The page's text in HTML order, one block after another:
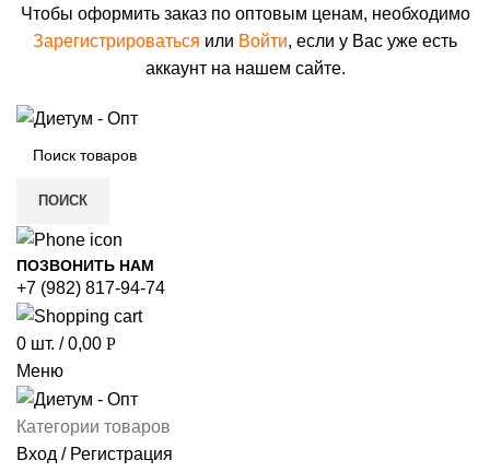
Чтобы оформить заказ по оптовым ценам, необходимо
Зарегистрироваться или Войти, если у Вас уже есть
аккаунт на нашем сайте.
ПОИСК
ПОЗВОНИТЬ НАМ
+7 (982) 817-94-74
0 шт. / 0,00 Р
Меню
Категории товаров
Вход / Регистрация